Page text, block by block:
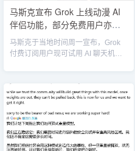
马斯克宣布 Grok 上线动漫 AI
伴侣功能，部分免费用户亦可
试用
马斯克于当地时间周一宣布，Grok
付费订阅用户现可试用 AI 聊天机器
问该功能。...